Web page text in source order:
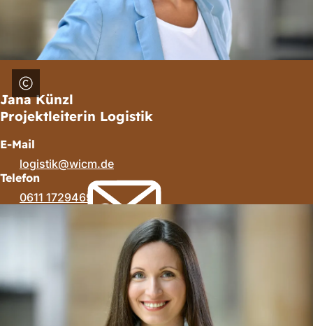
Jana Künzl
Projektleiterin Logistik
E-Mail
logistik
wicm de
Telefon
0611 1729469